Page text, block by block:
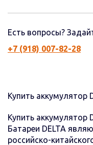
Есть вопросы?
+7 (918) 007-82-28
Купить аккумулятор
Купить аккумулятор
Батареи DELTA
российско-